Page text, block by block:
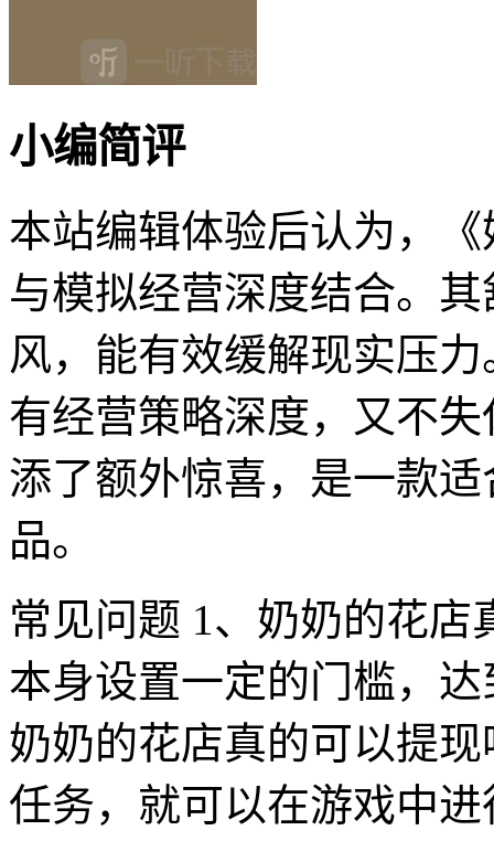
小编简评
本站编辑体验后认为，
与模拟经营深度结合。
风，能有效缓解现实压
有经营策略深度，又不
添了额外惊喜，是一款
品。
常见问题 1、奶奶的花
本身设置一定的门槛，
奶奶的花店真的可以提
任务，就可以在游戏中